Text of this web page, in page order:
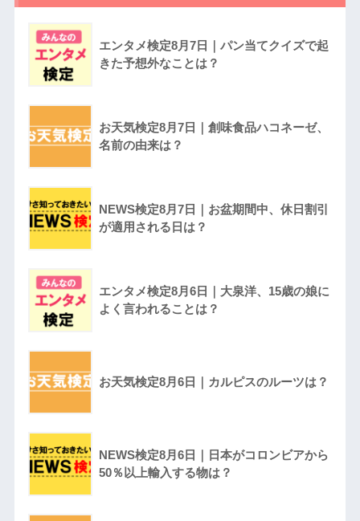
エンタメ検定8月7日｜パン当てクイズで起
きた予想外なことは？
お天気検定8月7日｜創味食品ハコネーゼ、
名前の由来は？
NEWS検定8月7日｜お盆期間中、休日割引
が適用される日は？
エンタメ検定8月6日｜大泉洋、15歳の娘に
よく言われることは？
お天気検定8月6日｜カルピスのルーツは？
NEWS検定8月6日｜日本がコロンビアから
50％以上輸入する物は？